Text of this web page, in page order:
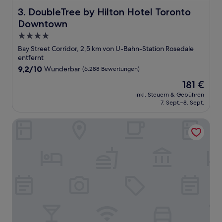
3. DoubleTree by Hilton Hotel Toronto
Downtown
DoubleTree by Hilton Hotel Toronto Downtown
4.0-
Sterne-
Unterkunft
Bay Street Corridor, 2,5 km von U-Bahn-Station Rosedale
entfernt
9.2
9,2/10 Wunderbar (6.288 Bewertungen)
Der
Preis
beträgt
181 €
inkl. Steuern & Gebühren
7. Sept.–8. Sept.